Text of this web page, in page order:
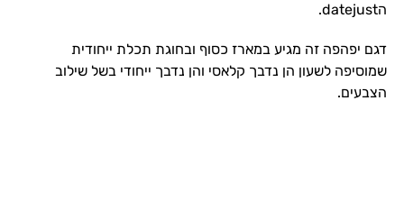
הdatejust.
דגם יפהפה זה מגיע במארז כסוף ובחוגת תכלת ייחודית
שמוסיפה לשעון הן נדבך קלאסי והן נדבך ייחודי בשל שילוב
הצבעים.